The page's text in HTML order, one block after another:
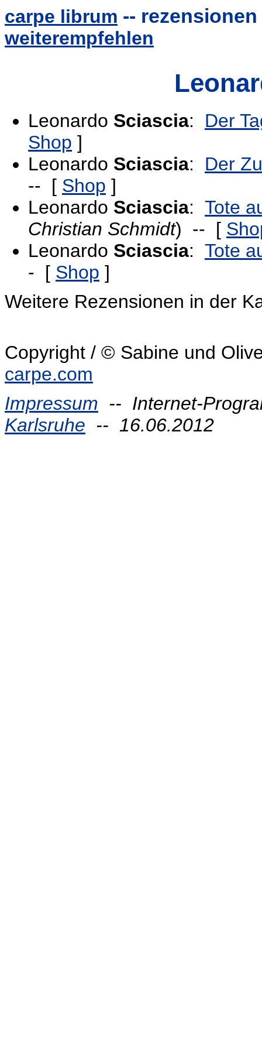
carpe librum --
weiterempfehlen
Leonardo Sciascia: Der
Shop ]
Leonardo Sciascia: Der
-- [ Shop ]
Leonardo Sciascia: Tote
Christian Schmidt) -- [
Leonardo Sciascia: Tote
- [ Shop ]
Weitere Rezensionen in der
Copyright / © Sabine und
carpe.com
Impressum -- Internet-
Karlsruhe -- 16.06.2012